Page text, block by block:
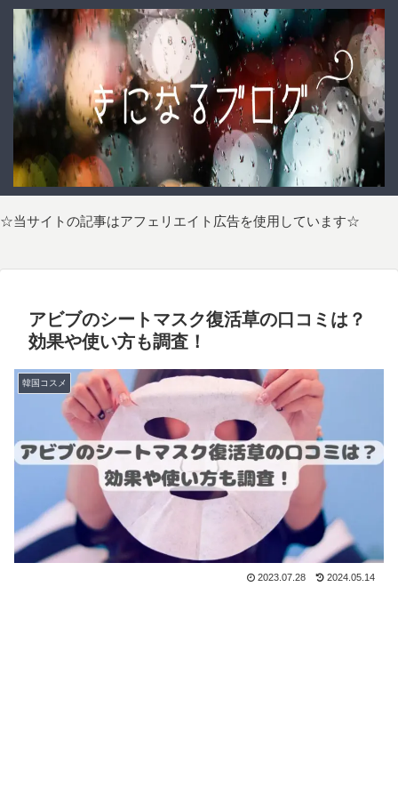
☆当サイトの記事はアフェリエイト広告を使用しています☆
アビブのシートマスク復活草の口コミは？
効果や使い方も調査！
韓国コスメ
2023.07.28 2024.05.14